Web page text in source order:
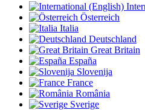
Österreich
Italia
Deutschland
Great Britain
España
Slovenija
France
România
Sverige